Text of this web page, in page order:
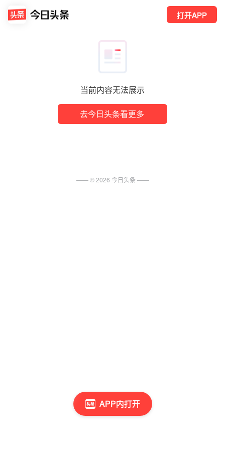
当前内容无法展示
去今日头条看更多
打开APP
APP内打开
—— ©2026 今日头条 ——